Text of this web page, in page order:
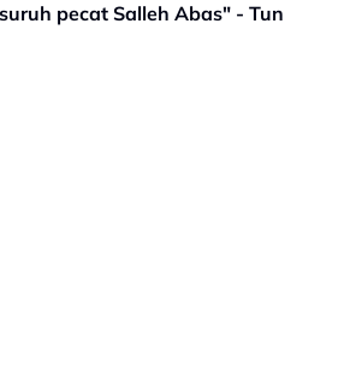
pecat Salleh Abas" - Tun